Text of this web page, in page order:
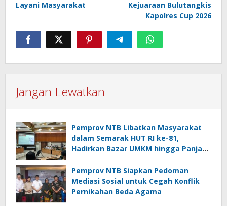
Layani Masyarakat
Kejuaraan Bulutangkis
Kapolres Cup 2026
Jangan Lewatkan
Pemprov NTB Libatkan Masyarakat
dalam Semarak HUT RI ke-81,
Hadirkan Bazar UMKM hingga Panjat
Pemprov NTB Siapkan Pedoman
Mediasi Sosial untuk Cegah Konflik
Pernikahan Beda Agama